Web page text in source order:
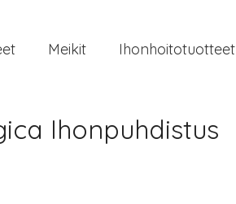
Meikit Ihonhoitotuotteet
Ihonpuhdistus